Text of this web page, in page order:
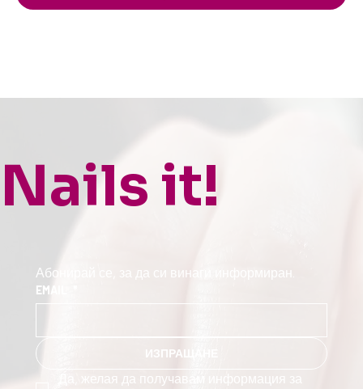
Nails it!
Абонирай се, за да си винаги информиран.
EMAIL
ИЗПРАЩАНЕ
Да, желая да получавам информация за